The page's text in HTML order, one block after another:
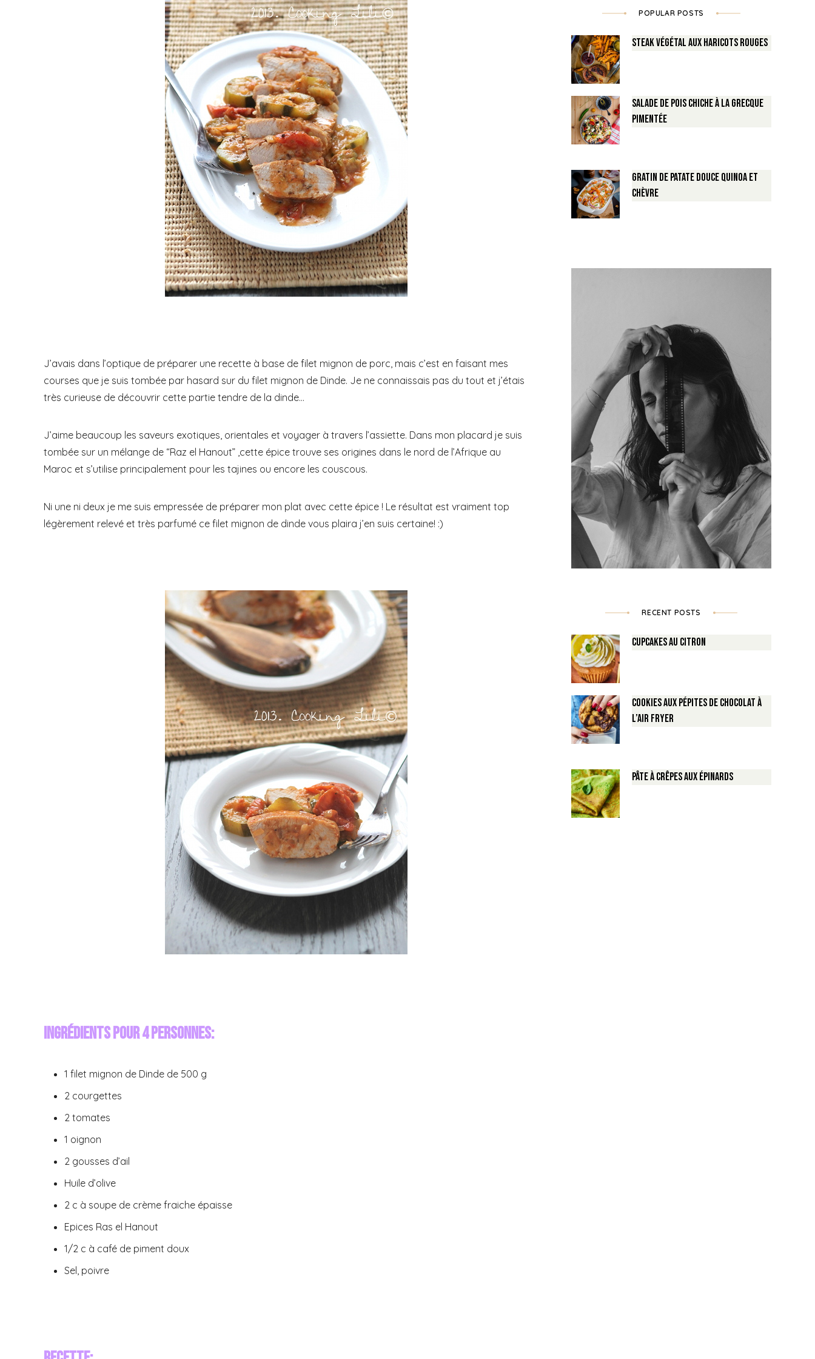
J’avais dans l’optique de préparer une recette à base de filet mignon de porc, mais c’est en faisant mes
courses que je suis tombée par hasard sur du filet mignon de Dinde. Je ne connaissais pas du tout et j’étais
très curieuse de découvrir cette partie tendre de la dinde…
J’aime beaucoup les saveurs exotiques, orientales et voyager à travers l’assiette. Dans mon placard je suis
tombée sur un mélange de “Raz el Hanout” ,cette épice trouve ses origines dans le nord de l’Afrique au
Maroc et s’utilise principalement pour les tajines ou encore les couscous.
Ni une ni deux je me suis empressée de préparer mon plat avec cette épice ! Le résultat est vraiment top
légèrement relevé et très parfumé ce filet mignon de dinde vous plaira j’en suis certaine! :)
Ingrédients pour 4 personnes:
1 filet mignon de Dinde de 500 g
2 courgettes
2 tomates
1 oignon
2 gousses d’ail
Huile d’olive
2 c à soupe de crème fraiche épaisse
Epices Ras el Hanout
1/2 c à café de piment doux
Sel, poivre
POPULAR POSTS
Steak végétal aux haricots rouges
Salade de Pois chiche à la Grecque
pimentée
Gratin de Patate douce Quinoa et
Chèvre
RECENT POSTS
Cupcakes au Citron
Cookies aux pépites de Chocolat à
l’air fryer
Pâte à crêpes aux épinards